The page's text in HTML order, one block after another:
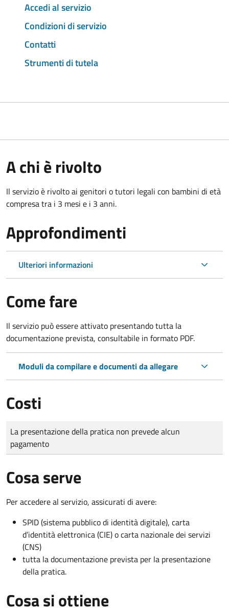
Accedi al servizio
Condizioni di servizio
Contatti
Strumenti di tutela
A chi è rivolto
Il servizio è rivolto ai genitori o tutori legali con bambini di età
compresa tra i 3 mesi e i 3 anni.
Approfondimenti
Ulteriori informazioni
Come fare
Il servizio può essere attivato presentando tutta la
documentazione prevista, consultabile in formato PDF.
Moduli da compilare e documenti da allegare
Costi
Tipo di pagamento
Importo
La presentazione della pratica non prevede alcun
pagamento
Cosa serve
Per accedere al servizio, assicurati di avere:
SPID (sistema pubblico di identità digitale), carta
d’identità elettronica (CIE) o carta nazionale dei servizi
(CNS)
tutta la documentazione prevista per la presentazione
della pratica.
Cosa si ottiene